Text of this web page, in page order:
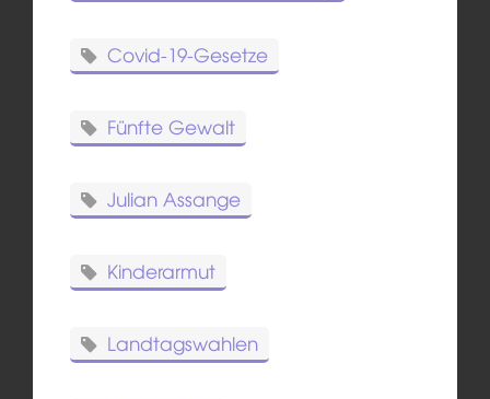
Covid-19-Gesetze
Fünfte Gewalt
Julian Assange
Kinderarmut
Landtagswahlen